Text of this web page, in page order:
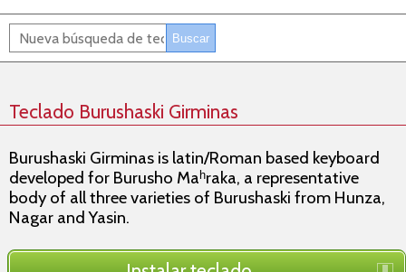
Teclado Burushaski Girminas
Burushaski Girminas is latin/Roman based keyboard
developed for Burusho Maʰraka, a representative
body of all three varieties of Burushaski from Hunza,
Nagar and Yasin.